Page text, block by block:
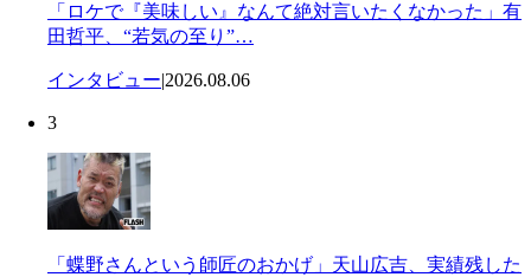
「ロケで『美味しい』なんて絶対言いたくなかった」有
田哲平、“若気の至り”…
インタビュー|2026.08.06
3
「蝶野さんという師匠のおかげ」天山広吉、実績残した